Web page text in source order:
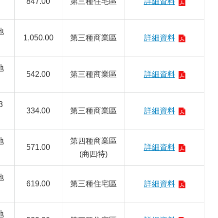
1,050.00 第三種商業區 詳細資料
542.00 第三種商業區 詳細資料
334.00 第三種商業區 詳細資料
571.00
第四種商業區
(商四特)
詳細資料
619.00 第三種住宅區 詳細資料